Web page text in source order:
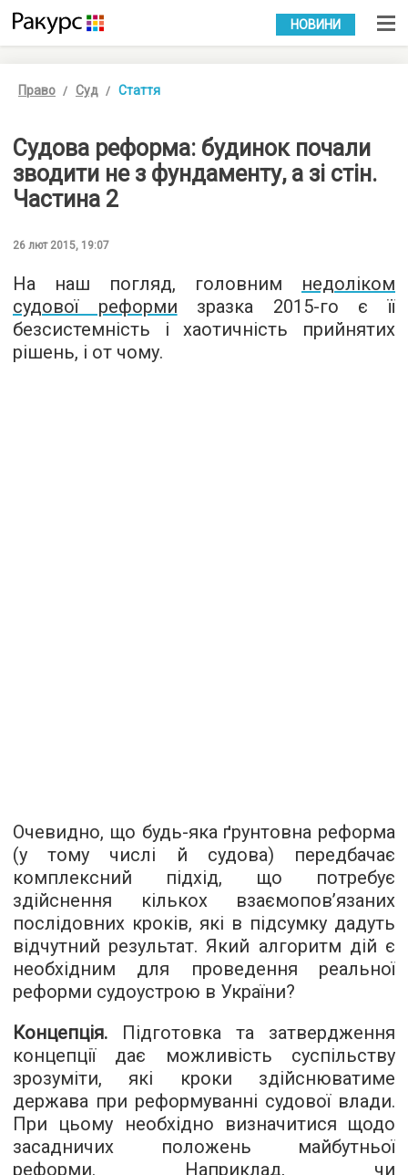
УКР РУС
НОВИНИ
Право Суд Стаття
Судова реформа: будинок почали
зводити не з фундаменту, а зі стін.
Частина 2
26 лют 2015, 19:07
На наш погляд, головним недоліком
судової реформи зразка 2015-го є її
безсистемність і хаотичність прийнятих
рішень, і от чому.
Очевидно, що будь-яка ґрунтовна реформа
(у тому числі й судова) передбачає
комплексний підхід, що потребує
здійснення кількох взаємопов’язаних
послідовних кроків, які в підсумку дадуть
відчутний результат. Який алгоритм дій є
необхідним для проведення реальної
реформи судоустрою в України?
Концепція. Підготовка та затвердження
концепції дає можливість суспільству
зрозуміти, які кроки здійснюватиме
держава при реформуванні судової влади.
При цьому необхідно визначитися щодо
засадничих положень майбутньої
реформи. Наприклад, чи